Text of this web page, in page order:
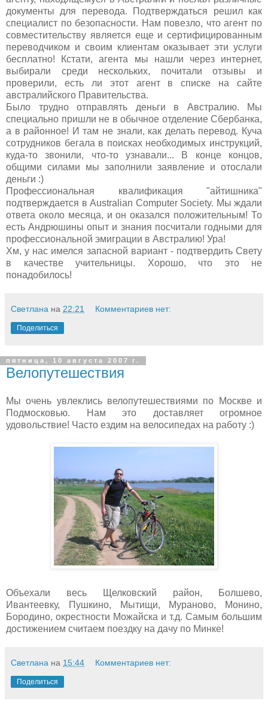
документы для перевода. Подтверждаться решил как
специалист по безопасности. Нам повезло, что агент по
совместительству является еще и сертифицированным
переводчиком и своим клиентам оказывает эти услуги
бесплатно! Кстати, агента мы нашли через интернет,
выбирали среди нескольких, почитали отзывы и
проверили, есть ли этот агент в списке на сайте
австралийского Правительства.
Было трудно отправлять деньги в Австралию. Мы
специально пришли не в обычное отделение Сбербанка,
а в районное! И там не знали, как делать перевод. Куча
сотрудников бегала в поисках необходимых инструкций,
куда-то звонили, что-то узнавали... В конце концов,
общими силами мы заполнили заявление и отослали
деньги :)
Профессиональная квалификация "айтишника"
подтверждается в Australian Computer Society. Мы ждали
ответа около месяца, и он оказался положительным! То
есть Андрюшины опыт и знания посчитали годными для
профессиональной эмиграции в Австралию! Ура!
Хм, у нас имелся запасной вариант - подтвердить Свету
в качестве учительницы. Хорошо, что это не
понадобилось!
Светлана на 22:21 Комментариев нет:
Поделиться
пятница, 10 августа 2007 г.
Велопутешествия
Мы очень увлеклись велопутешествиями по Москве и
Подмосковью. Нам это доставляет огромное
удовольствие! Часто ездим на велосипедах на работу :)
Объехали весь Щелковский район, Болшево,
Ивантеевку, Пушкино, Мытищи, Мураново, Монино,
Бородино, окрестности Можайска и т.д. Самым большим
достижением считаем поездку на дачу по Минке!
Светлана на 15:44 Комментариев нет:
Поделиться